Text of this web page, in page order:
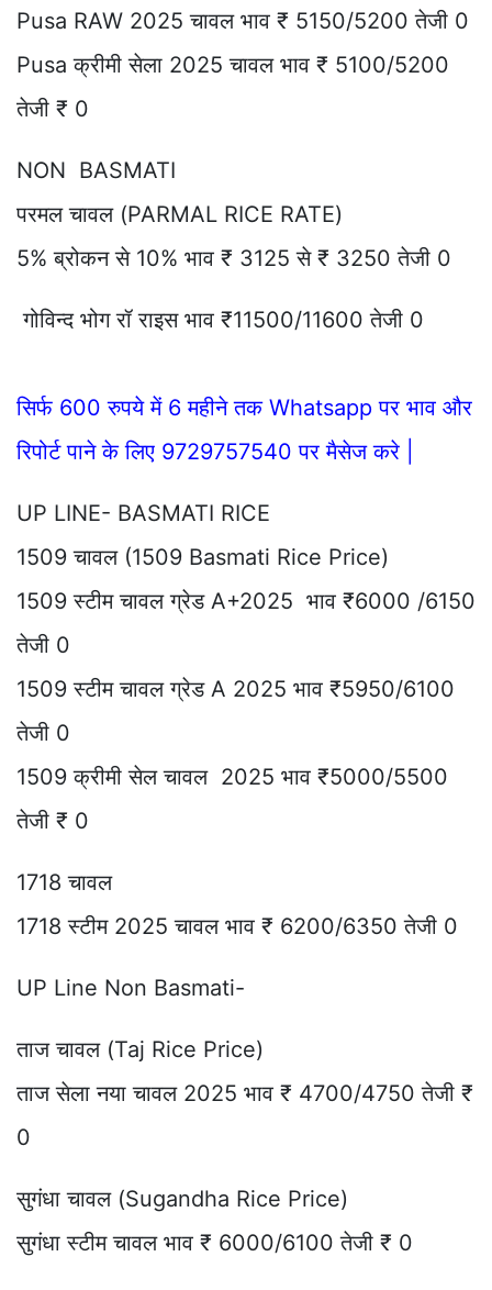
Pusa RAW 2025 चावल भाव ₹ 5150/5200 तेजी 0
Pusa क्रीमी सेला 2025 चावल भाव ₹ 5100/5200
तेजी ₹ 0
NON BASMATI
परमल चावल (PARMAL RICE RATE)
5% ब्रोकन से 10% भाव ₹ 3125 से ₹ 3250 तेजी 0
गोविन्द भोग रॉ राइस भाव ₹11500/11600 तेजी 0
सिर्फ 600 रुपये में 6 महीने तक Whatsapp पर भाव और
रिपोर्ट पाने के लिए 9729757540 पर मैसेज करे |
UP LINE- BASMATI RICE
1509 चावल (1509 Basmati Rice Price)
1509 स्टीम चावल ग्रेड A+2025 भाव ₹6000 /6150
तेजी 0
1509 स्टीम चावल ग्रेड A 2025 भाव ₹5950/6100
तेजी 0
1509 क्रीमी सेल चावल 2025 भाव ₹5000/5500
तेजी ₹ 0
1718 चावल
1718 स्टीम 2025 चावल भाव ₹ 6200/6350 तेजी 0
UP Line Non Basmati-
ताज चावल (Taj Rice Price)
ताज सेला नया चावल 2025 भाव ₹ 4700/4750 तेजी ₹
0
सुगंधा चावल (Sugandha Rice Price)
सुगंधा स्टीम चावल भाव ₹ 6000/6100 तेजी ₹ 0